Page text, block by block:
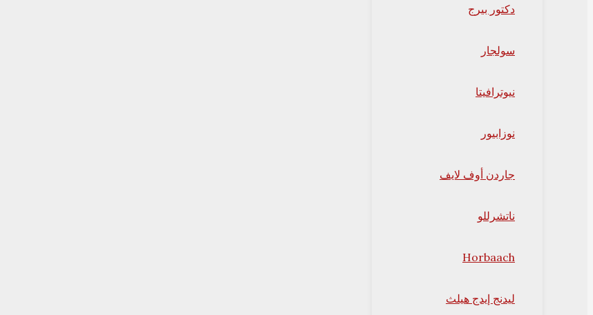
دكتور بيرج
سولجار
نيوترافيتا
نوزابيور
جاردن أوف لايف
ناتشرللو
Horbaach
ليدنج إيدج هيلث